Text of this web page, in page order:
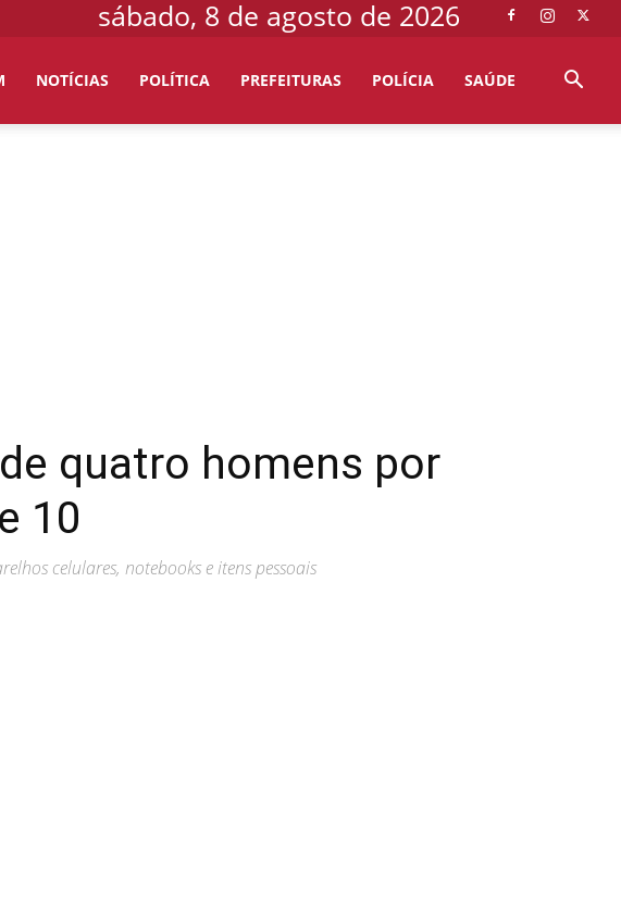
sábado, 8 de agosto de 2026
NOTÍCIAS POLÍTICA PREFEITURAS POLÍCIA SAÚDE
quatro homens por
10
celulares, notebooks e itens pessoais